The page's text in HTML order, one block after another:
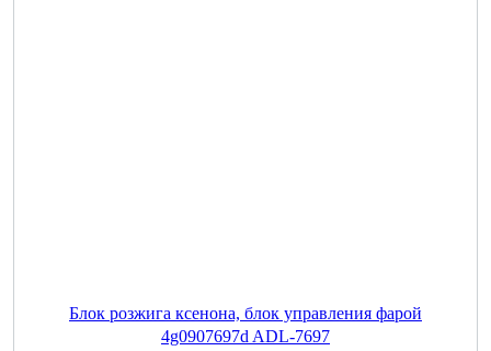
Блок розжига ксенона, блок управления фарой
4g0907697d ADL-7697